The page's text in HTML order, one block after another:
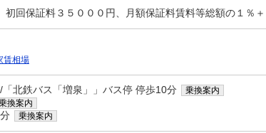
回保証料３５０００円、月額保証料賃料等総額の１％
賃相場
北鉄バス「増泉」」バス停 停歩10分 乗換案内
換案内
乗換案内